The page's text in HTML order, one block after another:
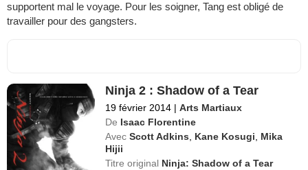
supportent mal le voyage. Pour les soigner, Tang est obligé de
travailler pour des gangsters.
Ninja 2 : Shadow of a Tear
19 février 2014 | Arts Martiaux
De Isaac Florentine
Avec Scott Adkins, Kane Kosugi, Mika
Hijii
Titre original Ninja: Shadow of a Tear